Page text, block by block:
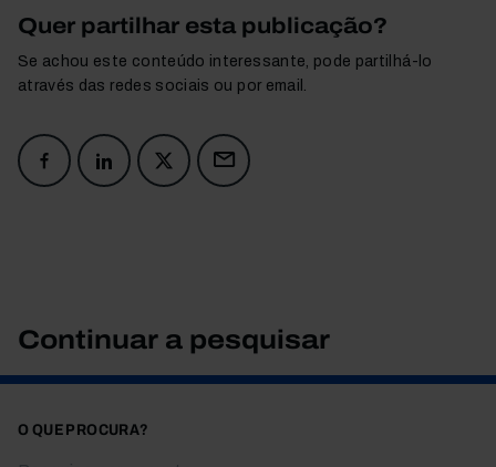
Quer partilhar esta publicação?
Se achou este conteúdo interessante, pode partilhá-lo
através das redes sociais ou por email.
Continuar a pesquisar
O QUE PROCURA?